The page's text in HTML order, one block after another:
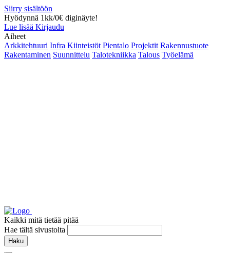
Siirry sisältöön
Hyödynnä 1kk/0€ diginäyte!
Lue lisää Kirjaudu
Aiheet
Arkkitehtuuri Infra Kiinteistöt Pientalo Projektit Rakennustuote
Rakentaminen Suunnittelu Talotekniikka Talous Työelämä
Kaikki mitä tietää pitää
Hae tältä sivustolta
Haku